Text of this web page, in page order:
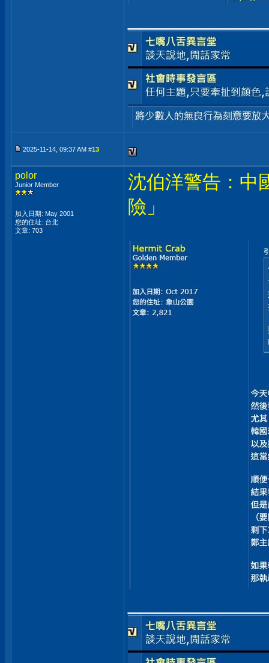
2025-11-14, 09:37 AM #13
polor
Junior Member
加入日期: May 2001
您的住址: 台北
文章: 703
沈伯洋警告：中
險」